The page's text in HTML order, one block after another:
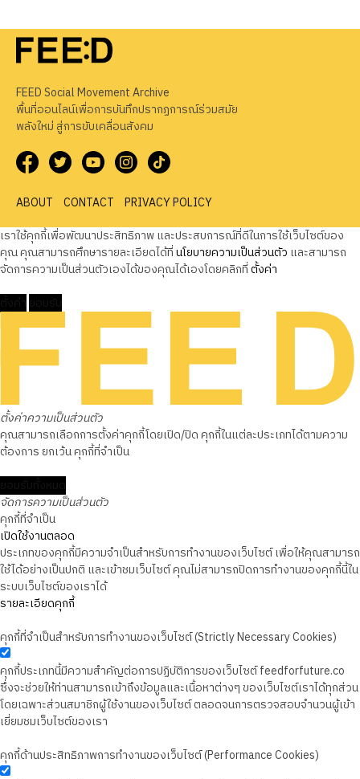
FEED Social Movement Archive
พื้นที่ออนไลน์เพื่อการบันทึกปรากฏการณ์ร่วมสมัย
พลังใหม่ สู่การขับเคลื่อนสังคม
ABOUT CONTACT
PRIVACY POLICY
เราใช้คุกกี้เพื่อพัฒนาประสิทธิภาพ และประสบการณ์ที่ดีในการใช้เว็บไซต์ของ
คุณ คุณสามารถศึกษารายละเอียดได้ที่นโยบายความเป็นส่วนตัว และสามารถ
จัดการความเป็นส่วนตัวเองได้ของคุณได้เองโดยคลิกที่ตั้งค่า
ตั้งค่าความเป็นส่วนตัว
คุณสามารถเลือกการตั้งค่าคุกกี้โดยเปิด/ปิด คุกกี้ในแต่ละประเภทได้ตามความ
ต้องการ ยกเว้น คุกกี้ที่จำเป็น
จัดการความเป็นส่วนตัว
คุกกี้ที่จำเป็น
เปิดใช้งานตลอด
ประเภทของคุกกี้มีความจำเป็นสำหรับการทำงานของเว็บไซต์ เพื่อให้คุณสามารถ
ใช้ได้อย่างเป็นปกติ และเข้าชมเว็บไซต์ คุณไม่สามารถปิดการทำงานของคุกกี้นี้ใน
ระบบเว็บไซต์ของเราได้
รายละเอียดคุกกี้
คุกกี้ที่จำเป็นสำหรับการทำงานของเว็บไซต์ (Strictly Necessary Cookies)
คุกกี้ประเภทนี้มีความสำคัญต่อการปฏิบัติการของเว็บไซต์ feedforfuture.co
ซึ่งจะช่วยให้ท่านสามารถเข้าถึงข้อมูลและเนื้อหาต่างๆ ของเว็บไซต์เราได้ทุกส่วน
โดยเฉพาะส่วนสมาชิกผู้ใช้งานของเว็บไซต์ ตลอดจนการตรวจสอบจำนวนผู้เข้า
เยี่ยมชมเว็บไซต์ของเรา
คุกกี้ด้านประสิทธิภาพการทำงานของเว็บไซต์ (Performance Cookies)